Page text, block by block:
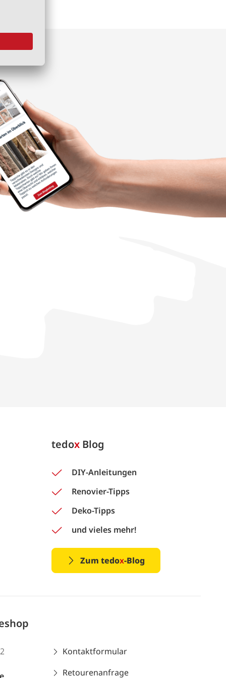
tedox Blog
DIY-Anleitungen
Renovier-Tipps
Deko-Tipps
und vieles mehr!
Zum tedox-Blog
Kontaktformular
Retourenanfrage